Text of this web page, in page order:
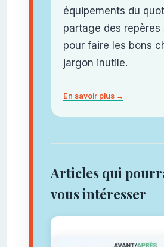
équipements du
partage des repères
pour faire les bons
jargon inutile.
En savoir plus →
Articles qui
vous intéresser